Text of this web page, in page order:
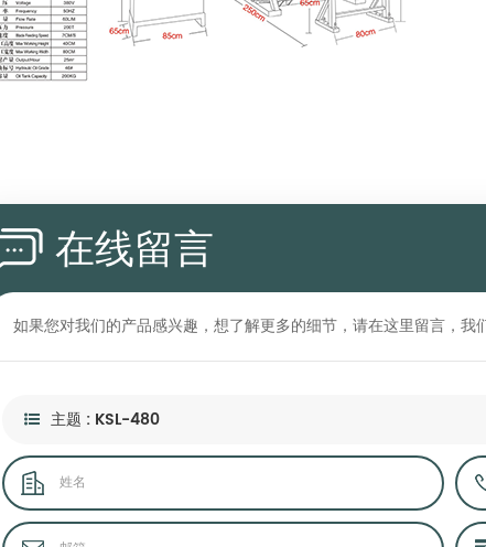
在线留言
如果您对我们的产品感兴趣，想了解更多的细节，请在这里留言，我
主题 : KSL-480